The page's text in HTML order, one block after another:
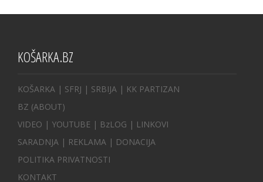
KOŠARKA.BZ
KOŠARKA | SFRJ | SRBIJA | KK PARTIZAN
BZ (ABOUT)
VIDEO | YOUTUBE | BzLOG | LINKOVI
SARADNJA | REKLAMA | DONACIJA
POLITIKA PRIVATNOSTI
KONTAKT